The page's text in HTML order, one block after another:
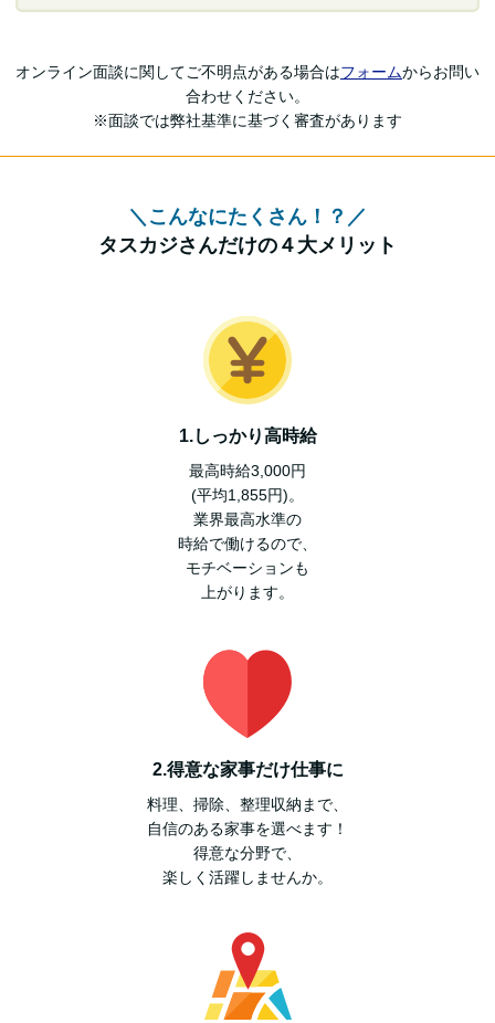
オンライン面談に関してご不明点がある場合はフォームからお問い
合わせください。
※面談では弊社基準に基づく審査があります
＼こんなにたくさん！？／
タスカジさんだけの４大メリット
1.しっかり高時給
最高時給3,000円
(平均1,855円)。
業界最⾼⽔準の
時給で働けるので、
モチベーションも
上がります。
2.得意な家事だけ仕事に
料理、掃除、整理収納まで、
⾃信のある家事を選べます！
得意な分野で、
楽しく活躍しませんか。